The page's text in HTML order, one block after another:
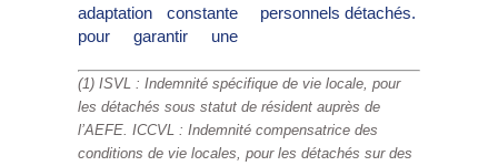
adaptation constante
pour garantir une
personnels détachés.
(1) ISVL : Indemnité spécifique de vie locale, pour
les détachés sous statut de résident auprès de
l’AEFE. ICCVL : Indemnité compensatrice des
conditions de vie locales, pour les détachés sur des